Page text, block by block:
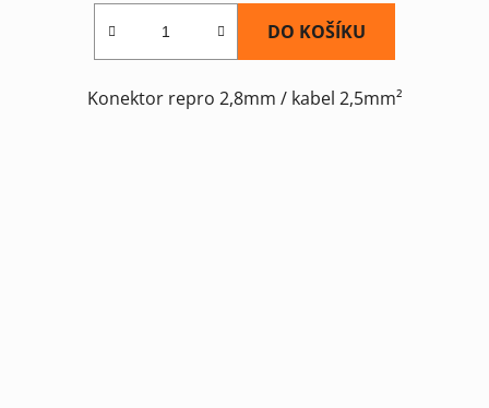
DO KOŠÍKU
Konektor repro 2,8mm / kabel 2,5mm²